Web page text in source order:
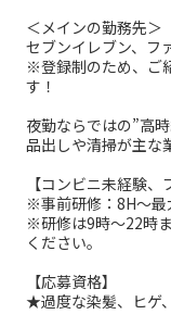
＜メインの勤務先＞
セブンイレブン、フ
※登録制のため、ご
す！
夜勤ならではの”高
品出しや清掃が主な
【コンビニ未経験
※事前研修：8H～
※研修は9時～22時
ください。
【応募資格】
★過度な染髪、ヒゲ